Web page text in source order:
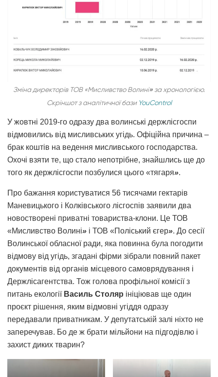
Зміна директорів ТОВ «Мисливство Волині» за хронологією.
Скріншот з аналітичної бази YouControl
У жовтні 2019-го одразу два волинські держлісгоспи
відмовились від мисливських угідь. Офіційна причина –
брак коштів на ведення мисливського господарства.
Охочі взяти те, що стало непотрібне, знайшлись ще до
того як держлісгоспи позбулися цього «тягаря».
Про бажання користуватися 56 тисячами гектарів
Маневицького і Колківського лісгоспів заявили два
новостворені приватні товариства-клони. Це ТОВ
«Мисливство Волині» і ТОВ «Поліський єгер». До сесії
Волинської обласної ради, яка повинна була погодити
відмову від угідь, згадані фірми зібрали повний пакет
документів від органів місцевого самоврядування і
Держлісагентства. Тож голова профільної комісії з
питань екології Василь Столяр ініціював ще один
проєкт рішення, яким відмовні угіддя одразу
передавали приватникам. У депутатській залі ніхто не
заперечував. Бо де ж брати мільйони на підгодівлю і
захист диких тварин?